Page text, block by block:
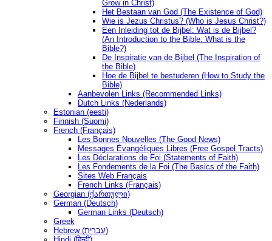
Grow in Christ)
Het Bestaan ​​van God (The Existence of God)
Wie is Jezus Christus? (Who is Jesus Christ?)
Een Inleiding tot de Bijbel: Wat is de Bijbel?
(An Introduction to the Bible: What is the
Bible?)
De Inspiratie van de Bijbel (The Inspiration of
the Bible)
Hoe de Bijbel te bestuderen (How to Study the
Bible)
Aanbevolen Links (Recommended Links)
Dutch Links (Nederlands)
Estonian (eesti)
Finnish (Suomi)
French (Français)
Les Bonnes Nouvelles (The Good News)
Messages Ėvangéliques Libres (Free Gospel Tracts)
Les Déclarations de Foi (Statements of Faith)
Les Fondements de la Foi (The Basics of the Faith)
Sites Web Français
French Links (Français)
Georgian (ქართული)
German (Deutsch)
German Links (Deutsch)
Greek
Hebrew (עברית)